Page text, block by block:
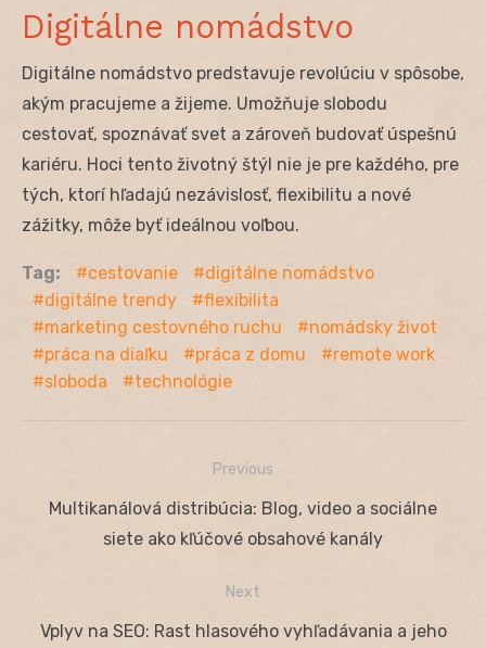
Digitálne nomádstvo
Digitálne nomádstvo predstavuje revolúciu v spôsobe,
akým pracujeme a žijeme. Umožňuje slobodu
cestovať, spoznávať svet a zároveň budovať úspešnú
kariéru. Hoci tento životný štýl nie je pre každého, pre
tých, ktorí hľadajú nezávislosť, flexibilitu a nové
zážitky, môže byť ideálnou voľbou.
Tag: cestovanie
digitálne nomádstvo
digitálne trendy
flexibilita
marketing cestovného ruchu
nomádsky život
práca na diaľku
práca z domu
remote work
sloboda
technológie
Navigácia
Previous
Previous
Multikanálová distribúcia: Blog, video a sociálne
siete ako kľúčové obsahové kanály
Next
Next
Vplyv na SEO: Rast hlasového vyhľadávania a jeho